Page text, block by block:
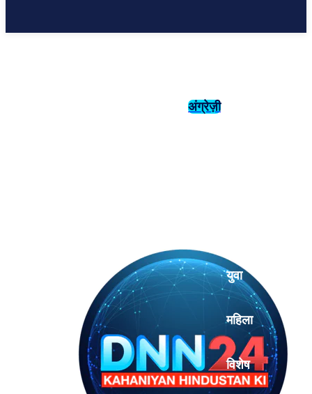
अंग्रेज़ी
युवा
महिला
विशेष